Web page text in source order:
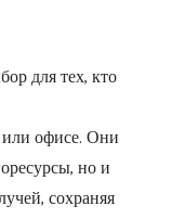
для тех, кто
или офисе. Они
но и
сохраняя